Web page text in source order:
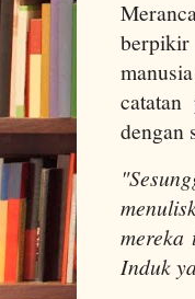
dengan
mereka
Induk